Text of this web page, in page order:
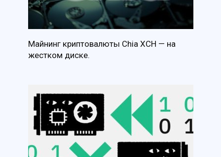
Майнинг криптовалюты Chia XCH — на
жестком диске.